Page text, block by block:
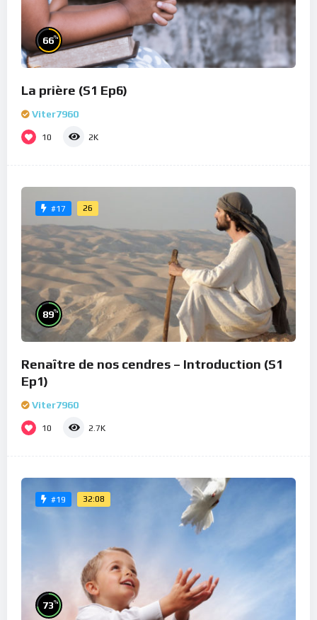
66%
La prière (S1 Ep6)
Viter7960
10 2K
#17 26
89%
Renaître de nos cendres – Introduction (S1
Ep1)
Viter7960
10 2.7K
#19 32:08
73%